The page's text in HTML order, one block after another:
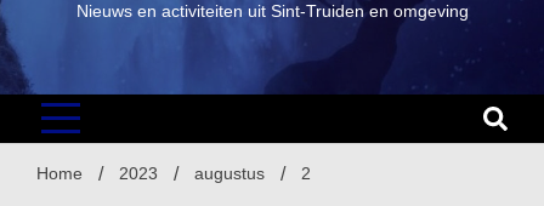
Nieuws en activiteiten uit Sint-Truiden en omgeving
Home 2023 augustus 2